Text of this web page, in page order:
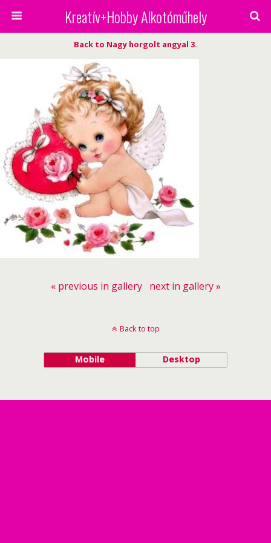
Kreatív+Hobby Alkotóműhely
Back to Nagy horgolt angyal 3.
« previous in gallery next in gallery »
Back to top
Mobile Desktop